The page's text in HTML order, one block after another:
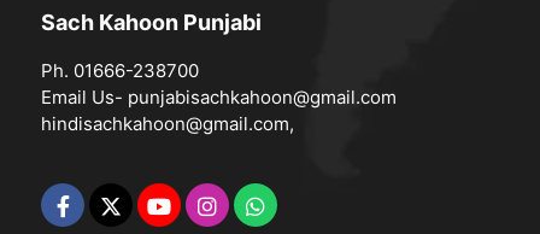
Sach Kahoon Punjabi
Ph. 01666-238700
Email Us- punjabisachkahoon@gmail.com
hindisachkahoon@gmail.com,